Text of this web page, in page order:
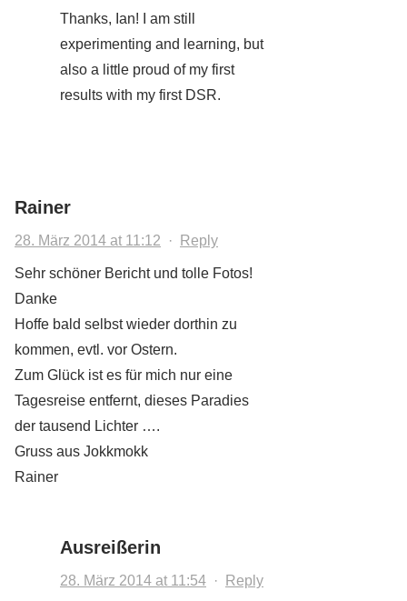
Thanks, Ian! I am still
experimenting and learning, but
also a little proud of my first
results with my first DSR.
Rainer
28. März 2014 at 11:12 · Reply
Sehr schöner Bericht und tolle Fotos!
Danke
Hoffe bald selbst wieder dorthin zu
kommen, evtl. vor Ostern.
Zum Glück ist es für mich nur eine
Tagesreise entfernt, dieses Paradies
der tausend Lichter ….
Gruss aus Jokkmokk
Rainer
Ausreißerin
28. März 2014 at 11:54 · Reply